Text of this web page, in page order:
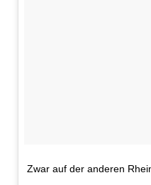
Zwar auf der anderen